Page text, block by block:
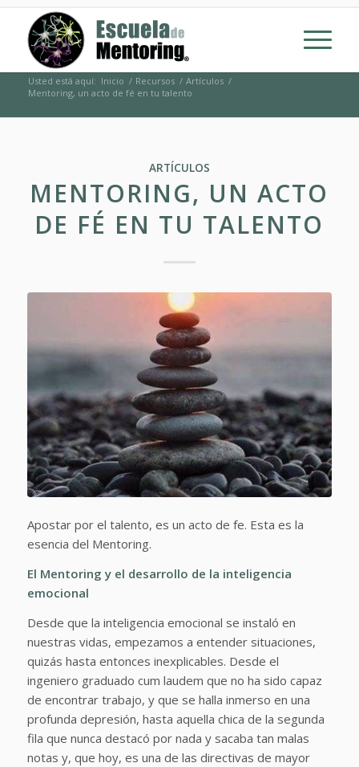
Usted está aquí: Inicio / Recursos / Artículos /
Mentoring, un acto de fé en tu talento
ARTÍCULOS
MENTORING, UN ACTO
DE FÉ EN TU TALENTO
Apostar por el talento, es un acto de fe. Esta es la
esencia del Mentoring.
El Mentoring y el desarrollo de la inteligencia
emocional
Desde que la inteligencia emocional se instaló en
nuestras vidas, empezamos a entender situaciones,
quizás hasta entonces inexplicables. Desde el
ingeniero graduado cum laudem que no ha sido capaz
de encontrar trabajo, y que se halla inmerso en una
profunda depresión, hasta aquella chica de la segunda
fila que nunca destacó por nada y sacaba tan malas
notas y, que hoy, es una de las directivas de mayor